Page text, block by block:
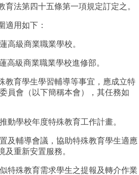
育法第四十五條第一項規定訂定之。
適用如下：
高級商業職業學校。
高級商業職業學校進修部。
教育學生學習輔導等事宜，應成立特
員會（以下簡稱本會），其任務如
動學校年度特殊教育工作計畫。
及輔導會議，協助特殊教育學生適應
及重新安置服務。
特殊教育需求學生之提報及轉介作業